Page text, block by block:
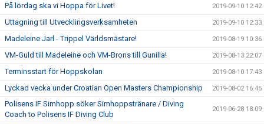
På lördag ska vi Hoppa för Livet! 2019-09-10 12:42
Uttagning till Utvecklingsverksamheten 2019-09-10 12:33
Madeleine Jarl - Trippel Världsmästare! 2019-08-19 10:36
VM-Guld till Madeleine och VM-Brons till Gunilla! 2019-08-13 22:07
Terminsstart för Hoppskolan 2019-08-10 17:43
Lyckad vecka under Croatian Open Masters Championship 2019-08-02 16:45
Polisens IF Simhopp söker Simhoppstränare / Diving
Coach to Polisens IF Diving Club
2019-06-28 18:09